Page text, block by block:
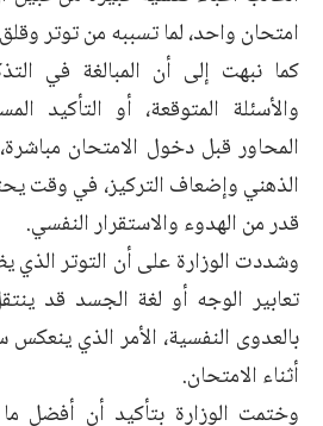
امتحان واحد، لما تسببه من توتر
كما نبهت إلى أن المبالغة في
والأسئلة المتوقعة، أو التأكيد
المحاور قبل دخول الامتحان
الذهني وإضعاف التركيز، في وقت
قدر من الهدوء والاستقرار النفسي.
وشددت الوزارة على أن التوتر الذي
تعابير الوجه أو لغة الجسد قد
بالعدوى النفسية، الأمر الذي
أثناء الامتحان.
وختمت الوزارة بتأكيد أن أفضل